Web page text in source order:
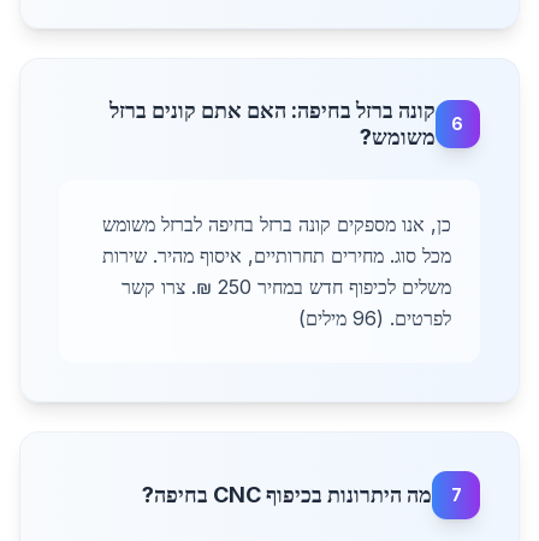
6
קונה ברזל בחיפה: האם אתם קונים ברזל
משומש?
כן, אנו מספקים קונה ברזל בחיפה לברזל משומש
מכל סוג. מחירים תחרותיים, איסוף מהיר. שירות
משלים לכיפוף חדש במחיר 250 ₪. צרו קשר
לפרטים. (96 מילים)
7 מה היתרונות בכיפוף CNC בחיפה?